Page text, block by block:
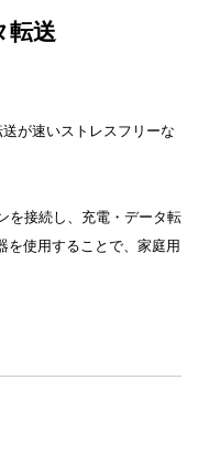
転送
が速いストレスフリーな
を接続し、充電・データ転
を使用することで、家庭用